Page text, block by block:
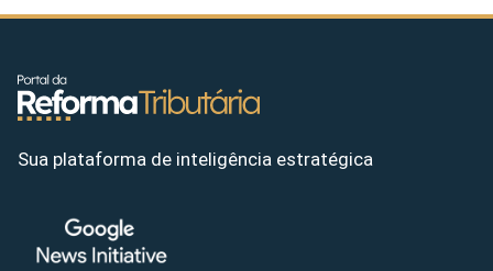
Sua plataforma de inteligência estratégica